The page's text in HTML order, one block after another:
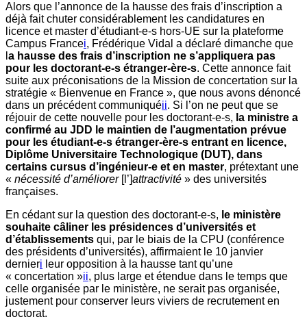
Alors que l’annonce de la hausse des frais d’inscription a
déjà fait chuter considérablement les candidatures en
licence et master d’étudiant-e-s hors-UE sur la plateforme
Campus Francei, Frédérique Vidal a déclaré dimanche que
a hausse des frais d’inscription ne s’appliquera pas
pour les doctorant-e-s étranger-ère-s. Cette annonce fait
suite aux préconisations de la Mission de concertation sur la
stratégie « Bienvenue en France », que nous avons dénoncé
dans un précédent communiquéii. Si l’on ne peut que se
réjouir de cette nouvelle pour les doctorant-e-s, la ministre a
confirmé au JDD le maintien de l’augmentation prévue
pour les étudiant-e-s étranger-ère-s entrant en licence,
Diplôme Universitaire Technologique (DUT), dans
certains cursus d’ingénieur-e et en master, prétextant une
« nécessité d’améliorer[l’]attractivité » des universités
françaises.
En cédant sur la question des doctorant-e-s, le ministère
souhaite câliner les présidences d’universités et
d’établissements qui, par le biais de la CPU (conférence
des présidents d’universités), affirmaient le 10 janvier
dernieri leur opposition à la hausse tant qu’une
« concertation »ii, plus large et étendue dans le temps que
celle organisée par le ministère, ne serait pas organisée,
justement pour conserver leurs viviers de recrutement en
doctorat.